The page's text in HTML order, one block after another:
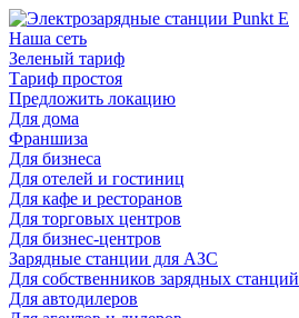
Наша сеть
Зеленый тариф
Тариф простоя
Предложить локацию
Для дома
Франшиза
Для бизнеса
Для отелей и гостиниц
Для кафе и ресторанов
Для торговых центров
Для бизнес-центров
Зарядные станции для АЗС
Для собственников зарядных станций
Для автодилеров